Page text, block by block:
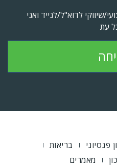
שיווקי לדוא"ל/לנייד ואני
עת
פנסיוני
בריאות
מאמרים